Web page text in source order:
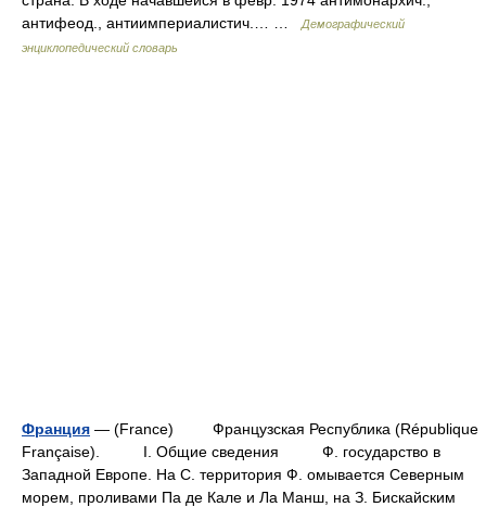
антифеод., антиимпериалистич.… …
Демографический
энциклопедический словарь
Франция — (France) Французская Республика (République
Française). I. Общие сведения Ф. государство в
Западной Европе. На С. территория Ф. омывается Северным
морем, проливами Па де Кале и Ла Манш, на З. Бискайским